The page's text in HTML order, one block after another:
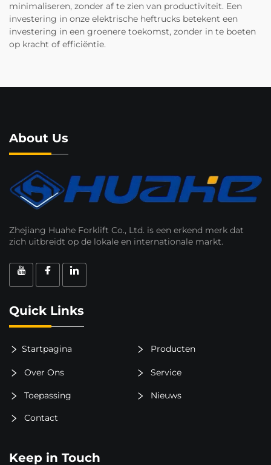
minimaliseren, zonder af te zien van productiviteit. Een
investering in onze elektrische heftrucks betekent een
investering in een groenere toekomst, zonder in te boeten
op kracht of efficiëntie.
About Us
Zhejiang Huahe Forklift Co., Ltd. is een erkend merk dat
zich uitbreidt op de lokale en internationale markt.
Quick Links
Startpagina Producten
Over Ons Service
Toepassing Nieuws
Contact
Keep in Touch